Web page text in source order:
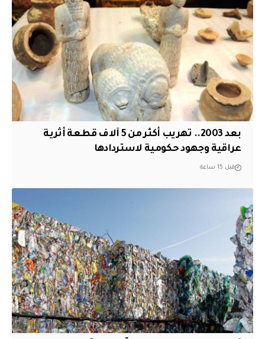
بعد 2003.. تهريب أكثر من 5 آلاف قطعة أثرية
عراقية وجهود حكومية لاستردادها
قبل 15 ساعة